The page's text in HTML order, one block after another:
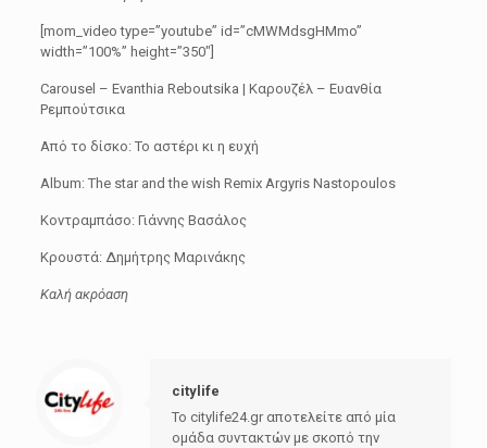
[mom_video type=”youtube” id=”cMWMdsgHMmo”
width=”100%” height=”350″]
Carousel – Evanthia Reboutsika | Καρουζέλ – Ευανθία
Ρεμπούτσικα
Από το δίσκο: Το αστέρι κι η ευχή
Album: The star and the wish Remix Argyris Nastopoulos
Κοντραμπάσο: Γιάννης Βασάλος
Κρουστά: Δημήτρης Μαρινάκης
Καλή ακρόαση
citylife
Το citylife24.gr αποτελείτε από μία
ομάδα συντακτών με σκοπό την